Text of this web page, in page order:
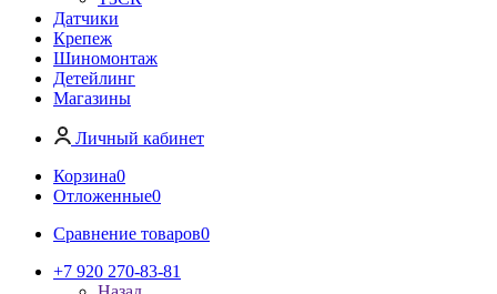
Датчики
Крепеж
Шиномонтаж
Детейлинг
Магазины
Личный кабинет
Корзина0
Отложенные0
Сравнение товаров0
+7 920 270-83-81